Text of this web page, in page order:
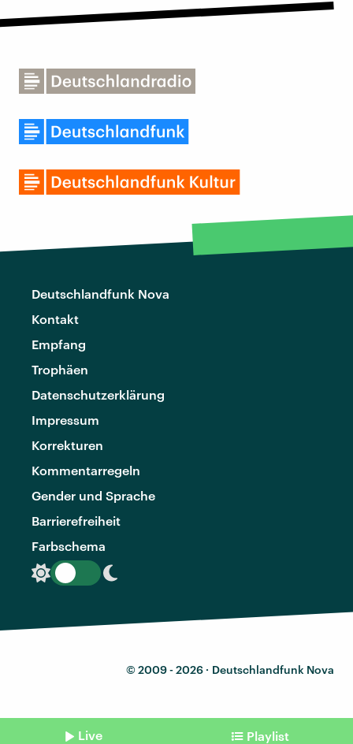
Deutschlandfunk Nova
Kontakt
Empfang
Trophäen
Datenschutzerklärung
Impressum
Korrekturen
Kommentarregeln
Gender und Sprache
Barrierefreiheit
Farbschema
© 2009 - 2026 · Deutschlandfunk Nova
Live Playlist